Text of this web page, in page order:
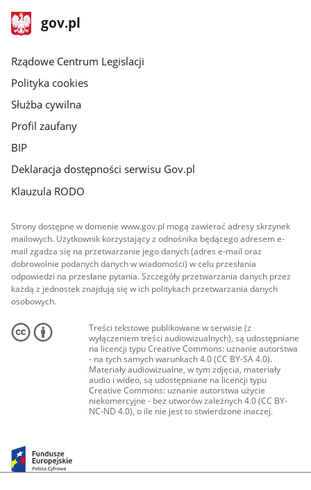
stopka
gov.plStrona
gov.pl
Rządowe Centrum Legislacji
Polityka cookies
Służba cywilna
Profil zaufany
BIP
Deklaracja dostępności serwisu Gov.pl
Klauzula RODO
Strony dostępne w domenie www.gov.pl mogą zawierać adresy skrzynek
mailowych. Użytkownik korzystający z odnośnika będącego adresem e-
mail zgadza się na przetwarzanie jego danych (adres e-mail oraz
dobrowolnie podanych danych w wiadomości) w celu przesłania
odpowiedzi na przesłane pytania. Szczegóły przetwarzania danych przez
każdą z jednostek znajdują się w ich politykach przetwarzania danych
osobowych.
Treści tekstowe publikowane w serwisie (z
wyłączeniem treści audiowizualnych), są udostępniane
na licencji typu Creative Commons: uznanie autorstwa
- na tych samych warunkach 4.0 (CC BY-SA 4.0).
Materiały audiowizualne, w tym zdjęcia, materiały
audio i wideo, są udostępniane na licencji typu
Creative Commons: uznanie autorstwa użycie
niekomercyjne - bez utworów zależnych 4.0 (CC BY-
NC-ND 4.0), o ile nie jest to stwierdzone inaczej.